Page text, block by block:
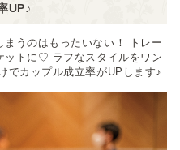
UP♪
うのはもったいない！ トレー
ットに♡ ラフなスタイルをワン
でカップル成立率がUPします♪